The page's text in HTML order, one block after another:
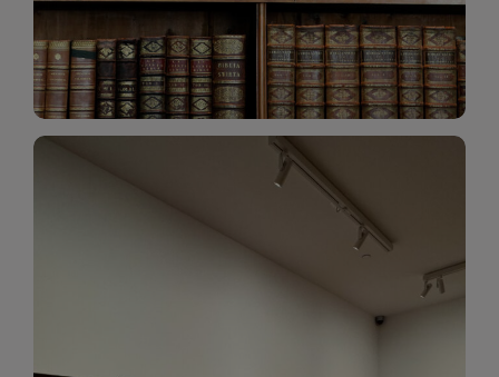
Katalog Zbiorów
Galeria Zdjęć
wspomnienia z wydarzeń, spotkań i projektów